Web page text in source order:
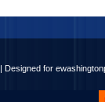
| Designed for